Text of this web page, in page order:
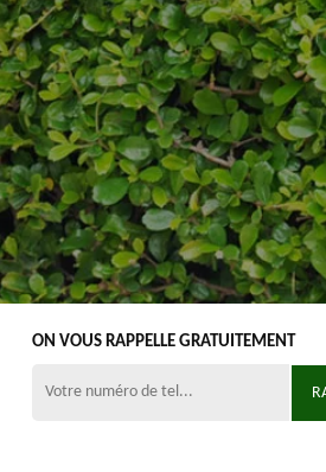
ON VOUS RAPPELLE GRATUITEMENT